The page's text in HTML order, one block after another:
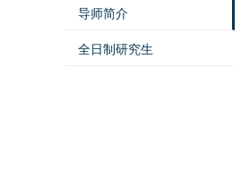
导师简介
全日制研究生